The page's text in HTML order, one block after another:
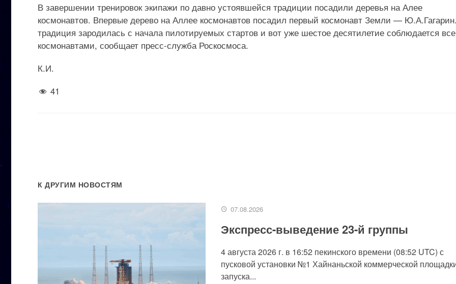
В завершении тренировок экипажи по давно устоявшейся традиции посадили деревья на Алее
космонавтов. Впервые дерево на Аллее космонавтов посадил первый космонавт Земли —
традиция зародилась с начала пилотируемых стартов и вот уже шестое десятилетие соблюдается
космонавтами, сообщает пресс-служба Роскосмоса.
К.И.
41
К ДРУГИМ НОВОСТЯМ
07.08.2026
Экспресс-выведение 23-й группы
4 августа 2026 г. в 16:52 пекинского времени (08:52 UTC) с
пусковой установки №1 Хайнаньской коммерческой
запуска...